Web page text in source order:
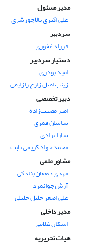
مدیر مسئول
علی اکبری بالاجورشری
سردبیر
فرزاد غفوری
دستیار سردبیر
امید بوذری
زینب اصل زارع رازلیقی
دبیر تخصصی
امیر مصیب‌زاده
ساسان قمری
سارا نژادی
محمد جواد کریمی ثابت
مشاور علمی
مهدی دهقان بنادکی
آرش جوانمرد
علی اصغر خلیل خلیلی
مدیر داخلی
اشکان غلامی
هیات تحریریه